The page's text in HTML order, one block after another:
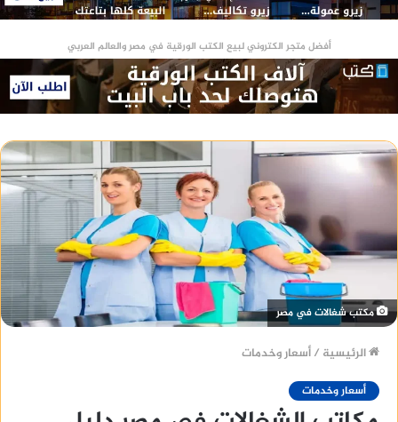
أفضل متجر الكتروني لبيع الكتب الورقية في مصر والعالم العربي
مكتب شغالات في مصر
الرئيسية /أسعار وخدمات
أسعار وخدمات